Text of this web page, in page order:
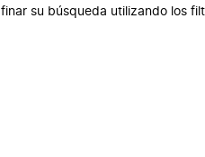
su búsqueda utilizando los